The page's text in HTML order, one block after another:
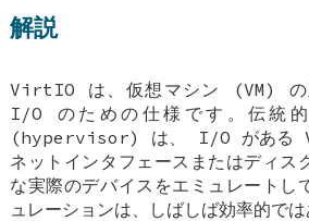
解説
VirtIO は、仮想マシン (VM) の
I/O のための仕様です。伝統
(hypervisor) は、 I/O がある
ネットインタフェースまたはディス
な実際のデバイスをエミュレートし
ュレーションは、しばしば効率的では